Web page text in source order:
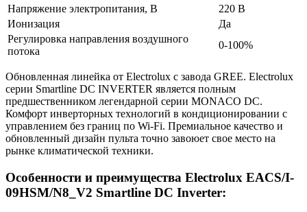
Напряжение электропитания, В
220 В
Ионизация
Да
Регулировка направления воздушного
потока
0-100%
Обновленная линейка от Electrolux с завода GREE. Electrolux
серии Smartline DC INVERTER является полным
предшественником легендарной серии MONACO DC.
Комфорт инверторных технологий в кондиционировании с
управлением без границ по Wi-Fi. Премиальное качество и
обновленный дизайн пульта точно завоюет свое место на
рынке климатической техники.
Особенности и преимущества Electrolux EACS/I-
09HSM/N8_V2 Smartline DC Inverter: